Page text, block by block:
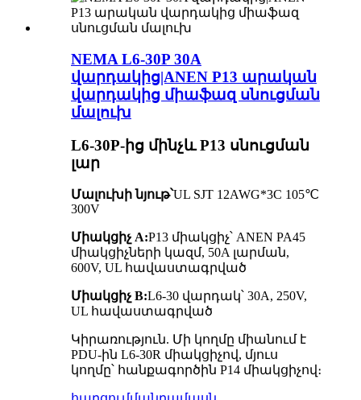
NEMA L6-30P 30A
վարդակից|ANEN P13 արական
վարդակից միաֆազ սնուցման
մալուխ
L6-30P-ից մինչև P13 սնուցման
լար
Մալուխի նյութ՝UL SJT 12AWG*3C 105℃
300V
Միակցիչ A:P13 միակցիչ՝ ANEN PA45
միակցիչների կազմ, 50A լարման,
600V, UL հավաստագրված
Միակցիչ B:L6-30 վարդակ՝ 30A, 250V,
UL հավաստագրված
Կիրառություն. Մի կողմը միանում է
PDU-ին L6-30R միակցիչով, մյուս
կողմը՝ հանքագործին P14 միակցիչով։